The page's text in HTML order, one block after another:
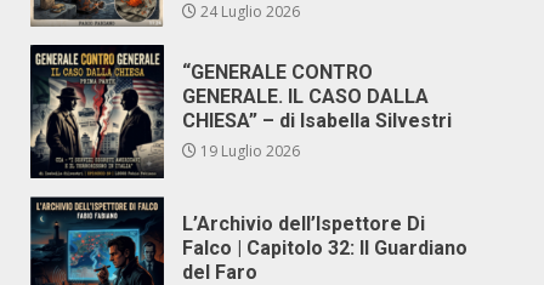
24 Luglio 2026
“GENERALE CONTRO
GENERALE. IL CASO DALLA
CHIESA” – di Isabella Silvestri
19 Luglio 2026
L’Archivio dell’Ispettore Di
Falco | Capitolo 32: Il Guardiano
del Faro